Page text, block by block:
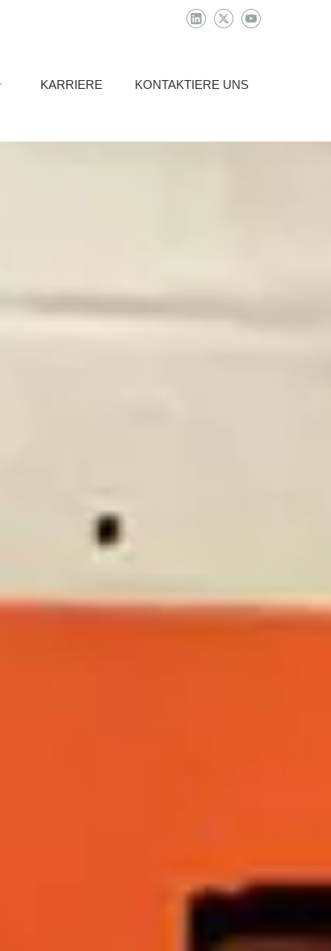
KARRIERE KONTAKTIERE UNS